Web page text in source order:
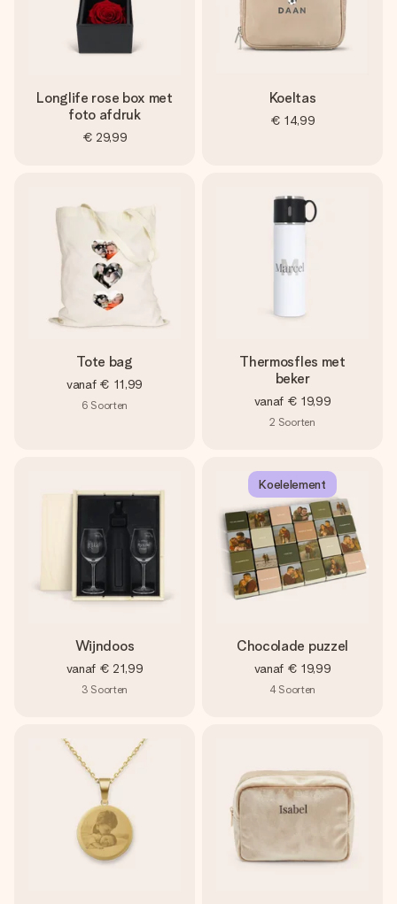
Longlife rose box met
foto afdruk
€ 29,99
Koeltas
€ 14,99
Tote bag
vanaf € 11,99
6 Soorten
Thermosfles met
beker
vanaf € 19,99
2 Soorten
Wijndoos
vanaf € 21,99
3 Soorten
Koelelement
Chocolade puzzel
vanaf € 19,99
4 Soorten